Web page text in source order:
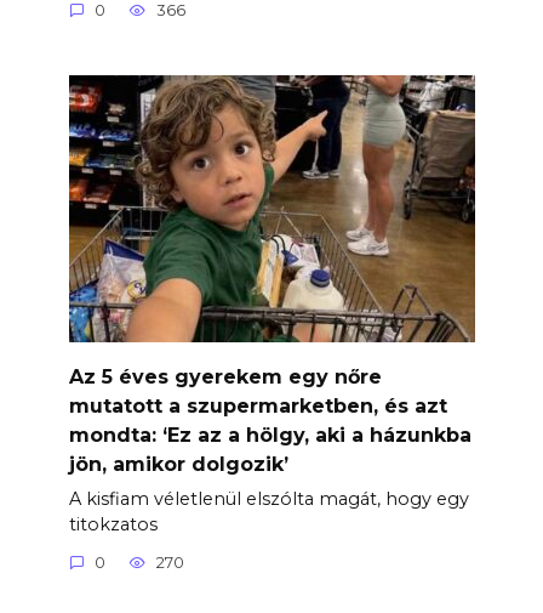
0 366
Az 5 éves gyerekem egy nőre
mutatott a szupermarketben, és azt
mondta: ‘Ez az a hölgy, aki a házunkba
jön, amikor dolgozik’
A kisfiam véletlenül elszólta magát, hogy egy
titokzatos
0 270